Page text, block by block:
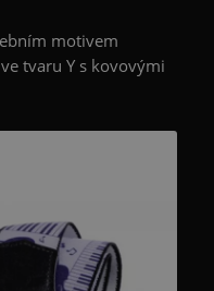
motivem
tvaru Y s kovovými